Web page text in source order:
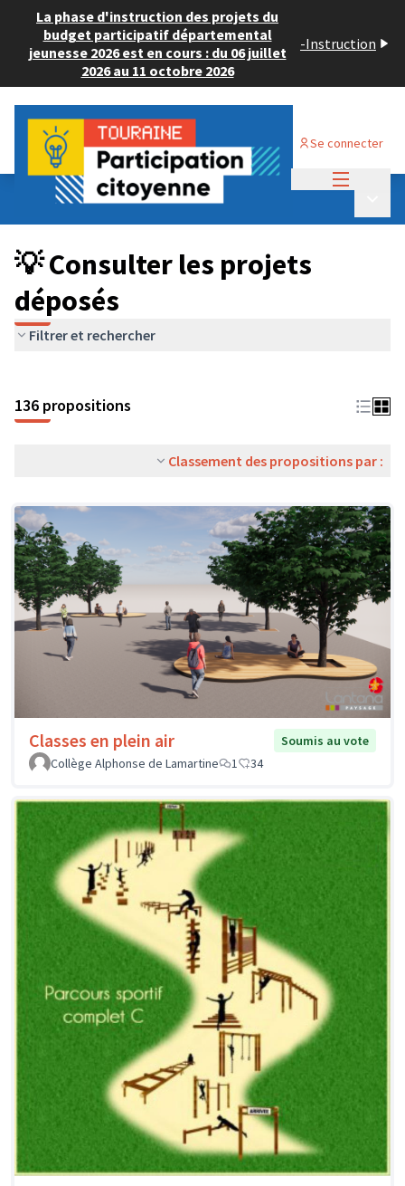
La phase d'instruction des projets du
budget participatif départemental
jeunesse 2026 est en cours : du 06 juillet
2026 au 11 octobre 2026
-Instruction
Se connecter
Budget Participatif JEUNESSE 2024
💡 Consulter les projets déposés
💡 Consulter les projets
déposés
Filtrer et rechercher
136 propositions
Classement des propositions par :
Classes en plein air
Soumis au vote
Collège Alphonse de Lamartine
1 34